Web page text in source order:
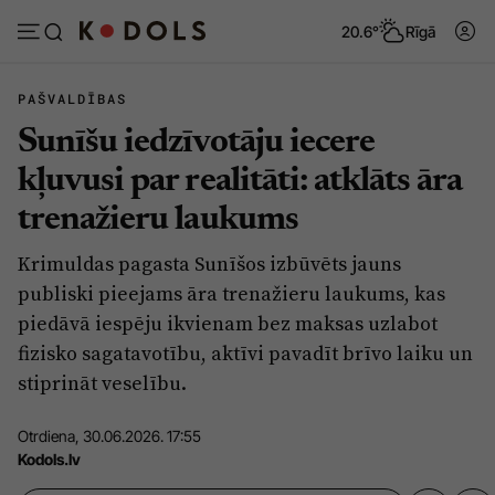
20.6° Rīgā
Abonēt Pieslēgties
Ziņas
Politika
Pašvaldības
Izglītība
Veselība
Ģimene
Tēmas
Viedokļi
Dzīve un ticība
Ekonomika
PAŠVALDĪBAS
Sunīšu iedzīvotāju iecere
kļuvusi par realitāti: atklāts āra
trenažieru laukums
Krimuldas pagasta Sunīšos izbūvēts jauns
publiski pieejams āra trenažieru laukums, kas
piedāvā iespēju ikvienam bez maksas uzlabot
fizisko sagatavotību, aktīvi pavadīt brīvo laiku un
stiprināt veselību.
Otrdiena, 30.06.2026. 17:55
Kodols.lv